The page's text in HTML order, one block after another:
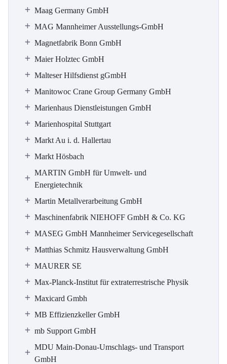
Maag Germany GmbH
MAG Mannheimer Ausstellungs-GmbH
Magnetfabrik Bonn GmbH
Maier Holztec GmbH
Malteser Hilfsdienst gGmbH
Manitowoc Crane Group Germany GmbH
Marienhaus Dienstleistungen GmbH
Marienhospital Stuttgart
Markt Au i. d. Hallertau
Markt Hösbach
MARTIN GmbH für Umwelt- und
Energietechnik
Martin Metallverarbeitung GmbH
Maschinenfabrik NIEHOFF GmbH & Co. KG
MASEG GmbH Mannheimer Servicegesellschaft
Matthias Schmitz Hausverwaltung GmbH
MAURER SE
Max-Planck-Institut für extraterrestrische Physik
Maxicard Gmbh
MB Effizienzkeller GmbH
mb Support GmbH
MDU Main-Donau-Umschlags- und Transport
GmbH